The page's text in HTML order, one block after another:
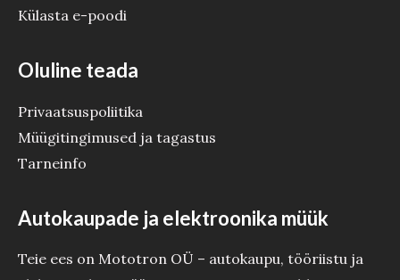
Külasta e-poodi
Oluline teada
Privaatsuspoliitika
Müügitingimused ja tagastus
Tarneinfo
Autokaupade ja elektroonika müük
Teie ees on Mototron OÜ – autokaupu, tööriistu ja